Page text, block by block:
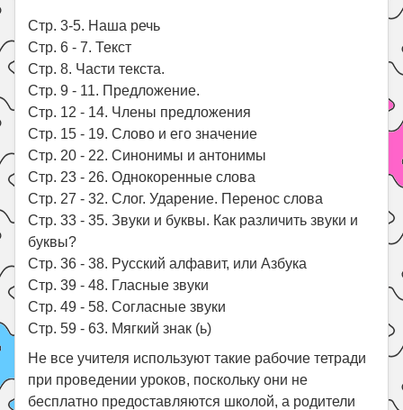
Стр. 3-5. Наша речь
Стр. 6 - 7. Текст
Стр. 8. Части текста.
Стр. 9 - 11. Предложение.
Стр. 12 - 14. Члены предложения
Стр. 15 - 19. Слово и его значение
Стр. 20 - 22. Синонимы и антонимы
Стр. 23 - 26. Однокоренные слова
Стр. 27 - 32. Слог. Ударение. Перенос слова
Стр. 33 - 35. Звуки и буквы. Как различить звуки и
буквы?
Стр. 36 - 38. Русский алфавит, или Азбука
Стр. 39 - 48. Гласные звуки
Стр. 49 - 58. Согласные звуки
Стр. 59 - 63. Мягкий знак (ь)
Не все учителя используют такие рабочие тетради
при проведении уроков, поскольку они не
бесплатно предоставляются школой, а родители